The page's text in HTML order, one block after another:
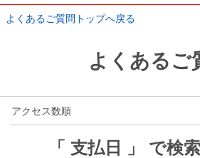
よくあるご質問トップへ戻る
よくあるご
アクセス数順
「 支払日 」 で検